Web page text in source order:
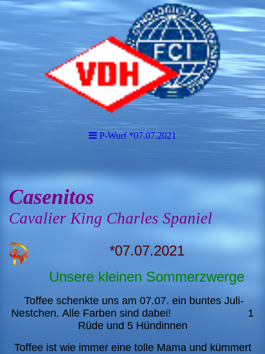
P-Wurf *07.07.2021
Casenitos
Cavalier King Charles Spaniel
*07.07.2021
Unsere kleinen Sommerzwerge
Toffee schenkte uns am 07.07. ein buntes Juli-
Nestchen. Alle Farben sind dabei! 1
Rüde und 5 Hündinnen
Toffee ist wie immer eine tolle Mama und kümmert